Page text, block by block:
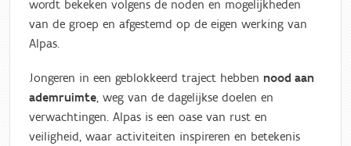
wordt bekeken volgens de noden en mogelijkheden
van de groep en afgestemd op de eigen werking van
Alpas.
Jongeren in een geblokkeerd traject hebben nood aan
ademruimte, weg van de dagelijkse doelen en
verwachtingen. Alpas is een oase van rust en
veiligheid, waar activiteiten inspireren en betekenis